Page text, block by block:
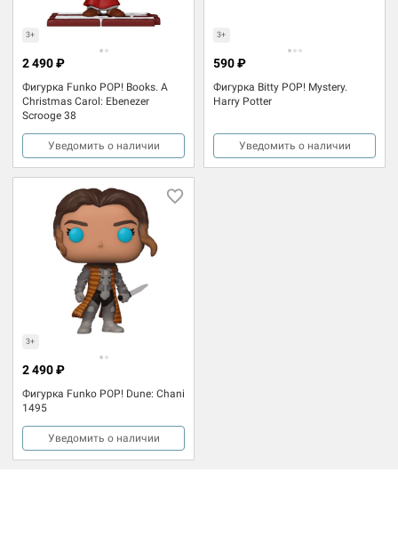
3+
Фигурка Funko POP! Books. A
Christmas Carol: Ebenezer
Scrooge 38
2 490 ₽
Уведомить о наличии
3+
Фигурка Bitty POP! Mystery.
Harry Potter
590 ₽
Уведомить о наличии
3+
Фигурка Funko POP! Dune: Chani
1495
2 490 ₽
Уведомить о наличии